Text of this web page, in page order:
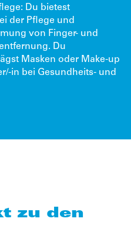
Du bietest
der Pflege und
von Finger- und
Du
Masken oder Make-up
in bei Gesundheits- und
zu den